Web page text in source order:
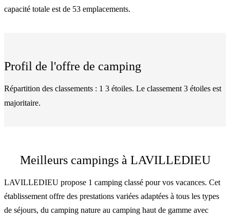
capacité totale est de 53 emplacements.
Profil de l'offre de camping
Répartition des classements : 1 3 étoiles. Le classement 3 étoiles est
majoritaire.
Meilleurs campings à LAVILLEDIEU
LAVILLEDIEU propose 1 camping classé pour vos vacances. Cet
établissement offre des prestations variées adaptées à tous les types
de séjours, du camping nature au camping haut de gamme avec